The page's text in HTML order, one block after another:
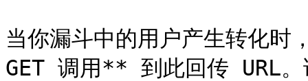
当你漏斗中的用户产生转化
GET 调用** 到此回传 URL